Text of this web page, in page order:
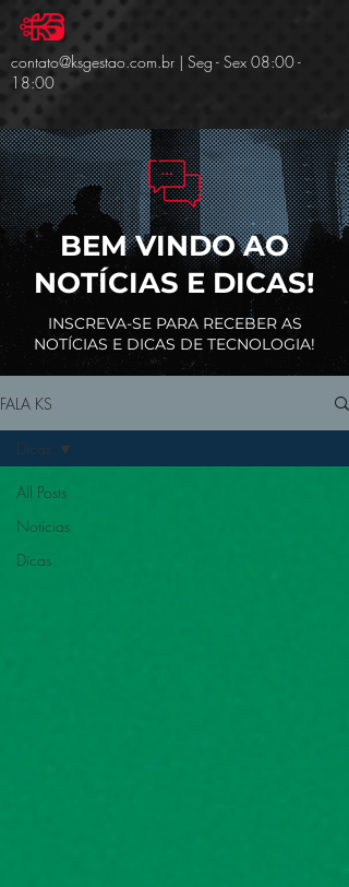
Message us
contato@ksgestao.com.br | Seg - Sex 08:00 -
18:00
BEM VINDO AO
NOTÍCIAS E DICAS!
INSCREVA-SE PARA RECEBER AS
NOTÍCIAS E DICAS DE TECNOLOGIA!
FALA KS
All Posts
Notícias
Dicas
Dicas